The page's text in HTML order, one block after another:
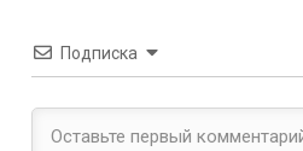
Подписка